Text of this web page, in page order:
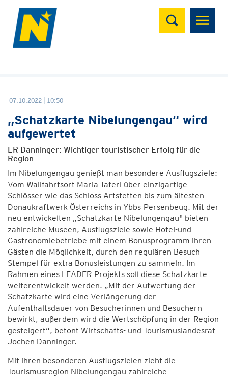
Suchen
07.10.2022 | 10:50
„Schatzkarte Nibelungengau“ wird
aufgewertet
LR Danninger: Wichtiger touristischer Erfolg für die
Region
Im Nibelungengau genießt man besondere Ausflugsziele:
Vom Wallfahrtsort Maria Taferl über einzigartige
Schlösser wie das Schloss Artstetten bis zum ältesten
Donaukraftwerk Österreichs in Ybbs-Persenbeug. Mit der
neu entwickelten „Schatzkarte Nibelungengau" bieten
zahlreiche Museen, Ausflugsziele sowie Hotel-und
Gastronomiebetriebe mit einem Bonusprogramm ihren
Gästen die Möglichkeit, durch den regulären Besuch
Stempel für extra Bonusleistungen zu sammeln. Im
Rahmen eines LEADER-Projekts soll diese Schatzkarte
weiterentwickelt werden. „Mit der Aufwertung der
Schatzkarte wird eine Verlängerung der
Aufenthaltsdauer von Besucherinnen und Besuchern
bewirkt, außerdem wird die Wertschöpfung in der Region
gesteigert“, betont Wirtschafts- und Tourismuslandesrat
Jochen Danninger.
Mit ihren besonderen Ausflugszielen zieht die
Tourismusregion Nibelungengau zahlreiche